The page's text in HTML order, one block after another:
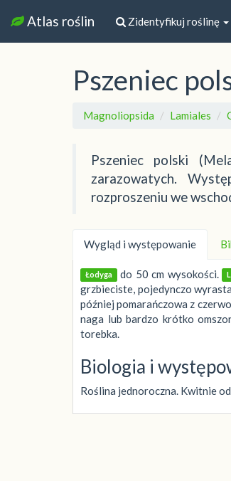
Atlas roślin Zidentyfikuj roślinę
Pszeniec
Magnoliopsida Lamiales
Pszeniec polski
zarazowatych.
rozproszeniu we
Wygląd i występowanie
Łodyga do 50 cm wysokości.
grzbieciste, pojedynczo
później pomarańczowa z
naga lub bardzo krótko
torebka.
Biologia i
Roślina jednoroczna. Kwitnie